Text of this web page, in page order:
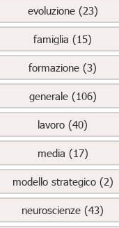
evoluzione (23)
famiglia (15)
formazione (3)
generale (106)
lavoro (40)
media (17)
modello strategico (2)
neuroscienze (43)